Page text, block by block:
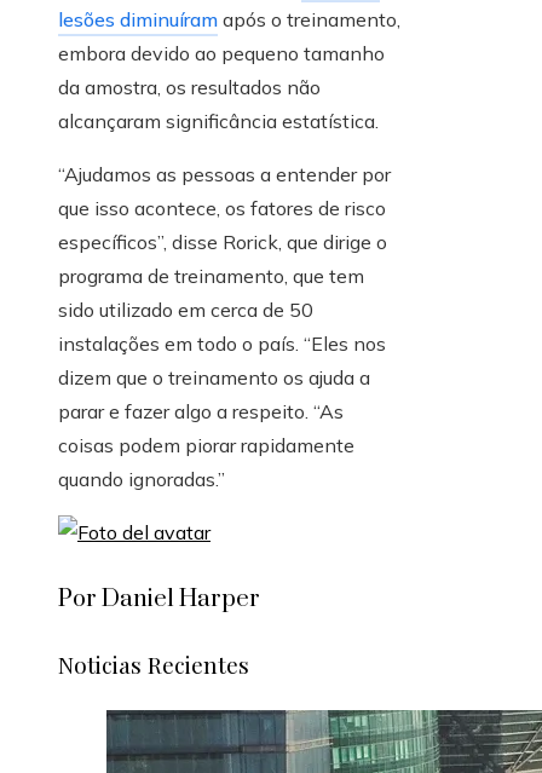
lesões diminuíram após o treinamento,
embora devido ao pequeno tamanho
da amostra, os resultados não
alcançaram significância estatística.
“Ajudamos as pessoas a entender por
que isso acontece, os fatores de risco
específicos”, disse Rorick, que dirige o
programa de treinamento, que tem
sido utilizado em cerca de 50
instalações em todo o país. “Eles nos
dizem que o treinamento os ajuda a
parar e fazer algo a respeito. “As
coisas podem piorar rapidamente
quando ignoradas.”
Por Daniel Harper
Noticias Recientes